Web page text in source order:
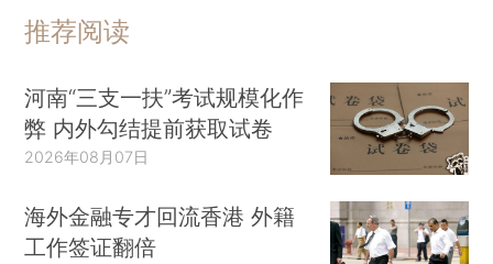
推荐阅读
河南“三支一扶”考试规模化作
弊 内外勾结提前获取试卷
2026年08月07日
海外金融专才回流香港 外籍
工作签证翻倍